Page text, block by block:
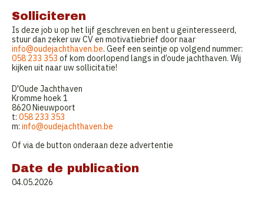
Solliciteren
Is deze job u op het lijf geschreven en bent u geïnteresseerd,
stuur dan zeker uw CV en motivatiebrief door naar
info@oudejachthaven.be. Geef een seintje op volgend nummer:
058 233 353 of kom doorlopend langs in d’oude jachthaven. Wij
kijken uit naar uw sollicitatie!
D'Oude Jachthaven
Kromme hoek 1
8620 Nieuwpoort
t: 058 233 353
m: info@oudejachthaven.be
Of via de button onderaan deze advertentie
Date de publication
04.05.2026